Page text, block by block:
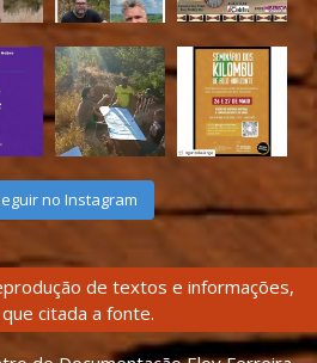
no Instagram
de textos e informações,
citada a fonte.